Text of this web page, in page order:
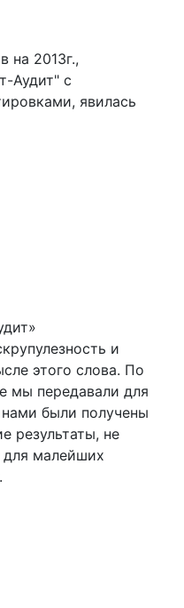
на 2013г.,
Аудит" с
явилась
и
этого слова. По
мы передавали для
были получены
результаты, не
малейших